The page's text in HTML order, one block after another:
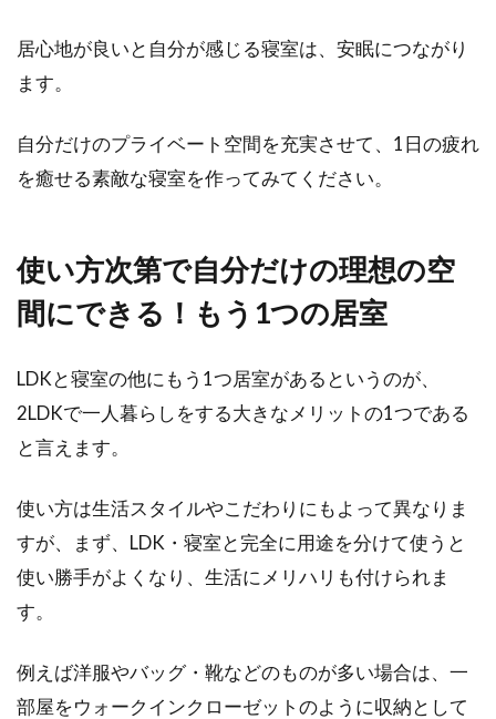
居心地が良いと自分が感じる寝室は、安眠につながり
ます。
自分だけのプライベート空間を充実させて、1日の疲れ
を癒せる素敵な寝室を作ってみてください。
使い方次第で自分だけの理想の空
間にできる！もう1つの居室
LDKと寝室の他にもう1つ居室があるというのが、
2LDKで一人暮らしをする大きなメリットの1つである
と言えます。
使い方は生活スタイルやこだわりにもよって異なりま
すが、まず、LDK・寝室と完全に用途を分けて使うと
使い勝手がよくなり、生活にメリハリも付けられま
す。
例えば洋服やバッグ・靴などのものが多い場合は、一
部屋をウォークインクローゼットのように収納として